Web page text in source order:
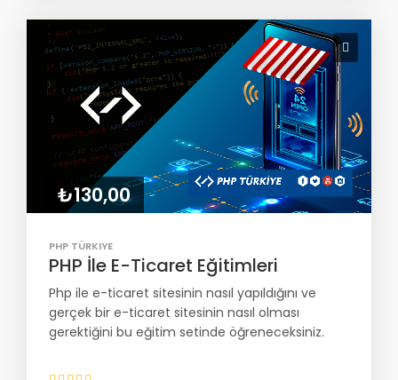
₺130,00
PHP TÜRKIYE
PHP İle E-Ticaret Eğitimleri
Php ile e-ticaret sitesinin nasıl yapıldığını ve
gerçek bir e-ticaret sitesinin nasıl olması
gerektiğini bu eğitim setinde öğreneceksiniz.